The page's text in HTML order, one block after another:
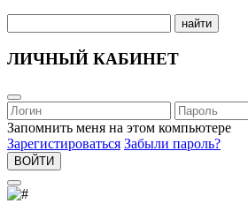
найти
ЛИЧНЫЙ КАБИНЕТ
Запомнить меня на этом компьютере
Зарегистироваться Забыли пароль?
ВОЙТИ